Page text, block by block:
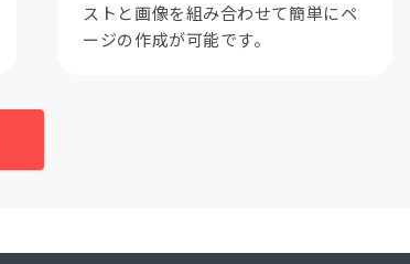
ストと画像を組み合わせて簡単にペ
ージの作成が可能です。